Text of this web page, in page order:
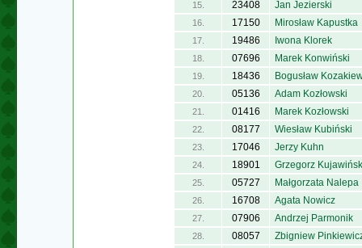
15. 23408 Jan Jezierski
16. 17150 Mirosław Kapustka
17. 19486 Iwona Klorek
18. 07696 Marek Konwiński
19. 18436 Bogusław
20. 05136 Adam Kozłowski
21. 01416 Marek Kozłowski
22. 08177 Wiesław Kubiński
23. 17046 Jerzy Kuhn
24. 18901 Grzegorz
25. 05727 Małgorzata Nalepa
26. 16708 Agata Nowicz
27. 07906 Andrzej Parmonik
28. 08057 Zbigniew